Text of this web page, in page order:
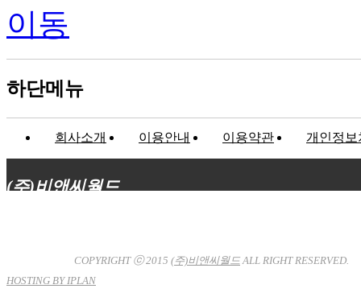
하단메뉴
회사소개 이용안내 이용약관 개인정보
(주)비앤씨월드
COPYRIGHT ⓒ 2015 (주)비앤씨월드ALL RIGHT RESERVED.
HOSTING BY IPLAN